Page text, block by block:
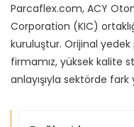
Parcaflex.com, ACY
Corporation (KIC)
kuruluştur. Orijinal yedek
firmamız, yüksek kalite
anlayışıyla sektörde